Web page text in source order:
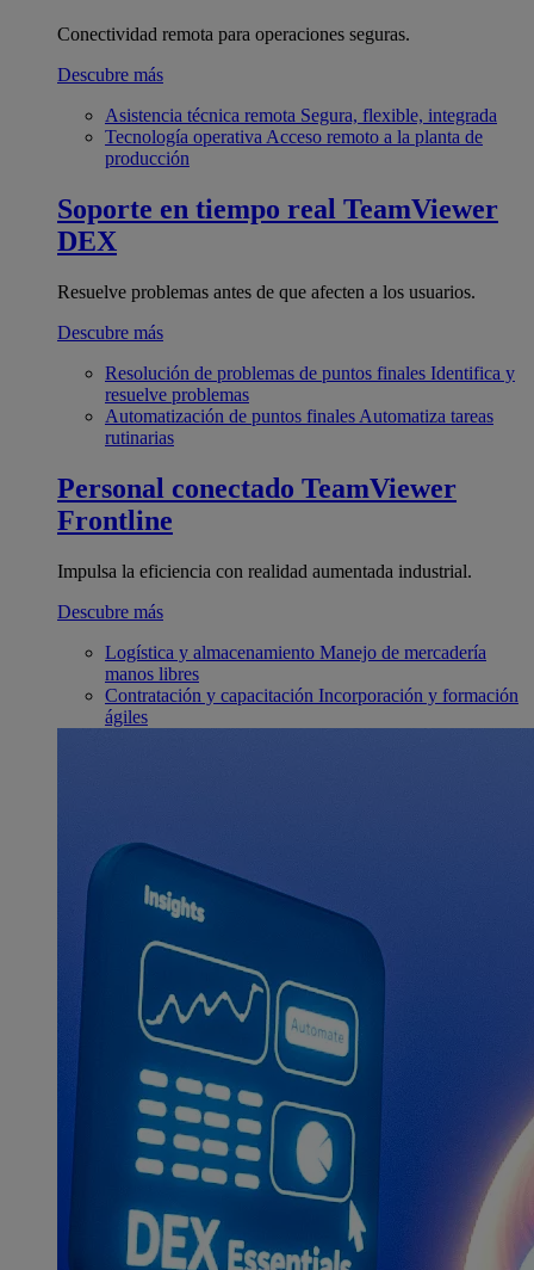
Conectividad remota para operaciones seguras.
Descubre más
Asistencia técnica remota Segura, flexible, integrada
Tecnología operativa Acceso remoto a la planta de
producción
Soporte en tiempo real TeamViewer
DEX
Resuelve problemas antes de que afecten a los usuarios.
Descubre más
Resolución de problemas de puntos finales Identifica y
resuelve problemas
Automatización de puntos finales Automatiza tareas
rutinarias
Personal conectado TeamViewer
Frontline
Impulsa la eficiencia con realidad aumentada industrial.
Descubre más
Logística y almacenamiento Manejo de mercadería
manos libres
Contratación y capacitación Incorporación y formación
ágiles